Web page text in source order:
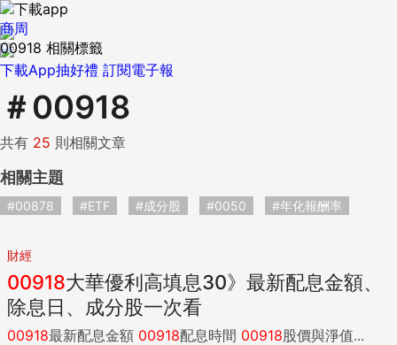
下載App抽好禮 訂閱電子報
商周
00918 相關標籤
＃ 00918
共有 25 則相關文章
相關主題
#00878 #ETF #成分股 #0050 #年化報酬率
財經
00918大華優利高填息30》最新配息金額、
除息日、成分股一次看
00918最新配息金額 00918配息時間 00918股價與淨值...